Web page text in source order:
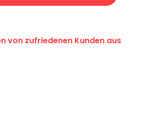
von zufriedenen Kunden aus